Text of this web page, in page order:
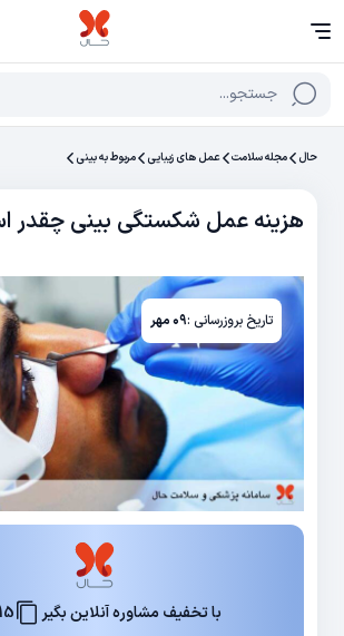
جستجو...
حال مجله سلامت عمل های زیبایی مربوط به بینی
هزینه عمل شکستگی بینی چقدر
تاریخ بروزرسانی :۰۹ مهر
با تخفیف مشاوره آنلاین بگیر